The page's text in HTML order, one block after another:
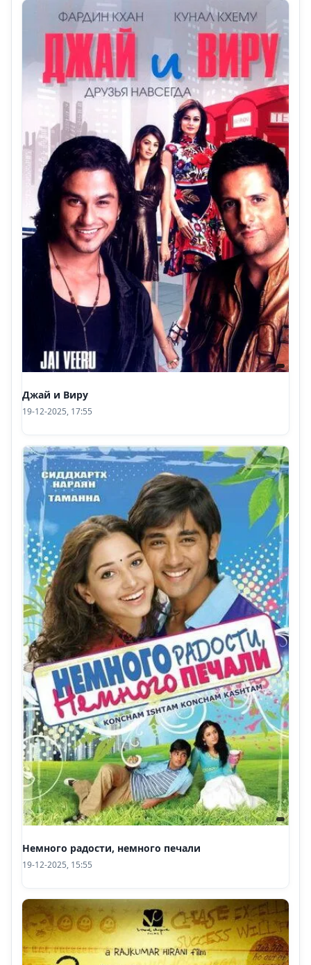
Джай и Виру
19-12-2025, 17:55
Немного радости, немного печали
19-12-2025, 15:55